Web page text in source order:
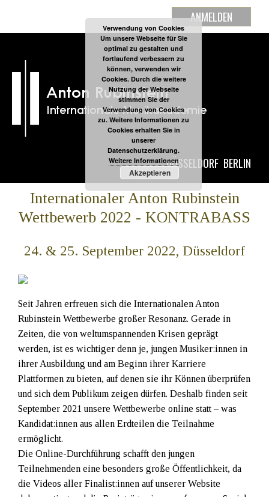
ANMELDEN
DÜSSELDORF BERLIN
Internationaler Anton Rubinstein
Wettbewerb 2022 - KONTRABASS
24. & 25. September 2022, Düsseldorf
Seit Jahren erfreuen sich die Internationalen Anton
Rubinstein Wettbewerbe großer Resonanz. Gerade in
Zeiten, die von weltumspannenden Krisen geprägt
werden, ist es wichtiger denn je, jungen Musiker:innen in
ihrer Ausbildung und am Beginn ihrer Karriere
Plattformen zu bieten, auf denen sie ihr Können überprüfen
und sich dem Publikum zeigen dürfen. Deshalb finden seit
September 2021 unsere Wettbewerbe online statt – was
Kandidat:innen aus allen Erdteilen die Teilnahme
ermöglicht.
Die Online-Durchführung schafft den jungen
Teilnehmenden eine besonders große Öffentlichkeit, da
die Videos aller Finalist:innen auf unserer Website
Verwendung von Cookies
Um unsere Webseite für Sie
optimal zu gestalten und
fortlaufend verbessern zu
können, verwenden wir
Cookies. Durch die weitere
Nutzung der Webseite
stimmen Sie der
Verwendung von Cookies
zu. Weitere Informationen zu
Cookies erhalten Sie in
unserer
Datenschutzerklärung.
Weitere Informationen
Akzeptieren